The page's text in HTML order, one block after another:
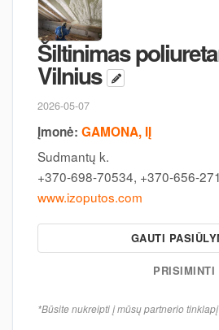
Šiltinimas
Vilnius
2026-05-07
Įmonė: GAMONA, IĮ
Sudmantų k.
+370-698-70534, +370-656-
www.izoputos.com
GAUTI
PRISIMINTI
*Būsite nukreipti į mūsų partnerio